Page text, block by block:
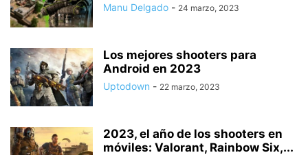
Manu Delgado - 24 marzo, 2023
Los mejores shooters para
Android en 2023
Uptodown - 22 marzo, 2023
2023, el año de los shooters en
móviles: Valorant, Rainbow Six,...